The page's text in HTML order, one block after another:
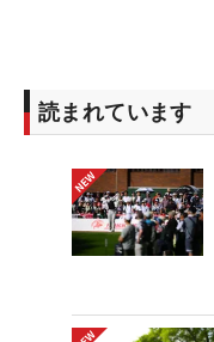
読まれています